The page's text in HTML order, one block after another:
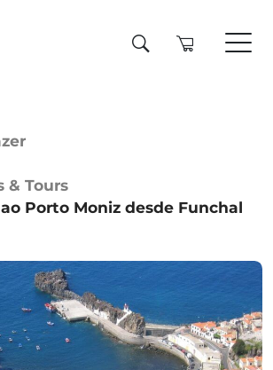
& Tours
Porto Moniz desde Funchal